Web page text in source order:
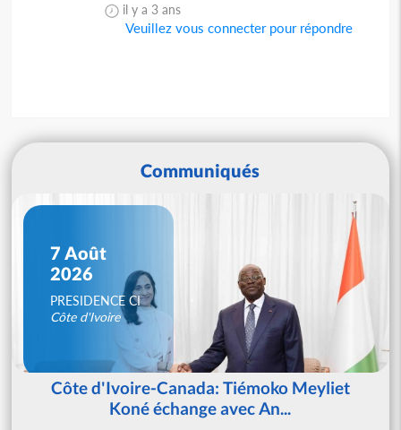
il y a 3 ans
Veuillez vous connecter pour répondre
Communiqués
7 Août
2026
PRESIDENCE CI
Côte d'Ivoire
Côte d'Ivoire-Canada: Tiémoko Meyliet
Koné échange avec An...